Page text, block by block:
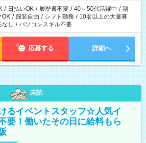
/ 日払いOK / 履歴書不要 / 40～50代活躍中 / 副
OK / 服装自由 / シフト勤務 / 10名以上の大量募
なし / パソコンスキル不要
応募する 詳細へ
未読
るイベントスタッフ☆人気イ
要！働いたその日に給料もら